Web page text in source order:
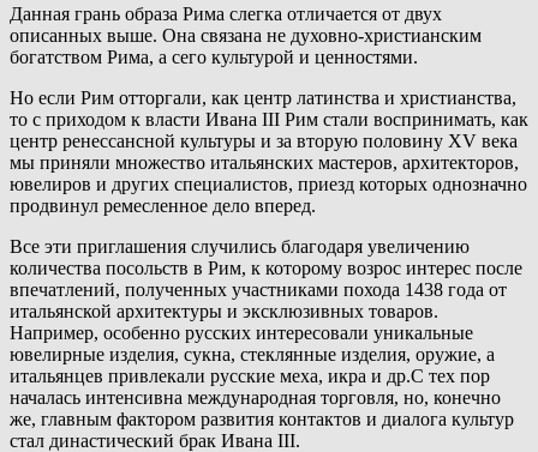
Данная грань образа Рима слегка отличается от двух
описанных выше. Она связана не духовно-христианским
богатством Рима, а сего культурой и ценностями.
Но если Рим отторгали, как центр латинства и христианства,
то с приходом к власти Ивана III Рим стали воспринимать, как
центр ренессансной культуры и за вторую половину XV века
мы приняли множество итальянских мастеров, архитекторов,
ювелиров и других специалистов, приезд которых однозначно
продвинул ремесленное дело вперед.
Все эти приглашения случились благодаря увеличению
количества посольств в Рим, к которому возрос интерес после
впечатлений, полученных участниками похода 1438 года от
итальянской архитектуры и эксклюзивных товаров.
Например, особенно русских интересовали уникальные
ювелирные изделия, сукна, стеклянные изделия, оружие, а
итальянцев привлекали русские меха, икра и др.С тех пор
началась интенсивна международная торговля, но, конечно
же, главным фактором развития контактов и диалога культур
стал династический брак Ивана III.